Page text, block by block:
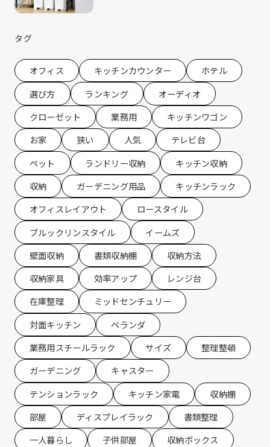
タグ
オフィス キッチンカウンター
ホテル
選び方
ランキング
オーディオ
クローゼット
業務用
キッチンワゴン
お家
狭い 人気
テレビ台
ペット
ランドリー収納
キッチン収納
収納
ガーデニング用品
キッチンラック
オフィスレイアウト
ロースタイル
ブルックリンスタイル
イームズ
壁面収納
書類収納棚
収納方法
収納家具
効率アップ
レンジ台
在庫整理
ミッドセンチュリー
対面キッチン
ベランダ
業務用スチールラック
サイズ
整理整頓
ガーデニング
キャスター
テンションラック
キッチン家電
収納棚
部屋
ディスプレイラック
書類整理
一人暮らし
子供部屋
収納ボックス